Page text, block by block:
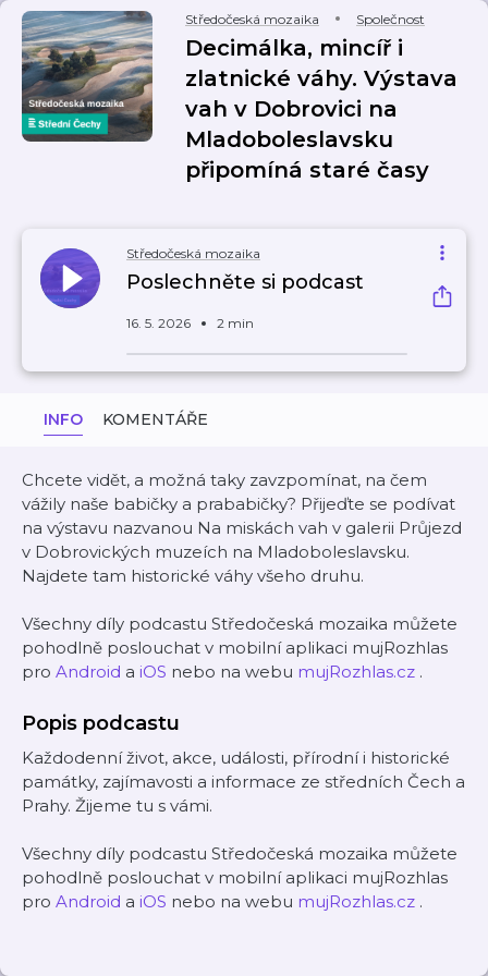
Středočeská mozaika Společnost
Decimálka, mincíř i
zlatnické váhy. Výstava
vah v Dobrovici na
Mladoboleslavsku
připomíná staré časy
Středočeská mozaika
Poslechněte si podcast
16. 5. 2026 2 min
INFO KOMENTÁŘE
Chcete vidět, a možná taky zavzpomínat, na čem
vážily naše babičky a prababičky? Přijeďte se podívat
na výstavu nazvanou Na miskách vah v galerii Průjezd
v Dobrovických muzeích na Mladoboleslavsku.
Najdete tam historické váhy všeho druhu.
Všechny díly podcastu Středočeská mozaika můžete
pohodlně poslouchat v mobilní aplikaci mujRozhlas
pro Android a iOS nebo na webu mujRozhlas.cz .
Popis podcastu
Každodenní život, akce, události, přírodní i historické
památky, zajímavosti a informace ze středních Čech a
Prahy. Žijeme tu s vámi.
Všechny díly podcastu Středočeská mozaika můžete
pohodlně poslouchat v mobilní aplikaci mujRozhlas
pro Android a iOS nebo na webu mujRozhlas.cz .